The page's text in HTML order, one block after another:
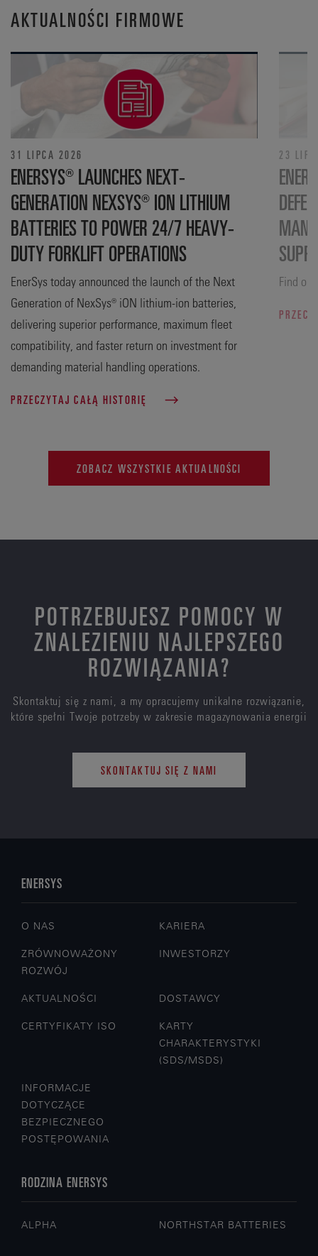
AKTUALNOŚCI FIRMOWE
31 LIPCA 2026
ENERSYS® LAUNCHES NEXT-
GENERATION NEXSYS® ION LITHIUM
BATTERIES TO POWER 24/7 HEAVY-
DUTY FORKLIFT OPERATIONS
EnerSys today announced the launch of the Next
Generation of NexSys® iON lithium-ion batteries,
delivering superior performance, maximum fleet
compatibility, and faster return on investment for
demanding material handling operations.
PRZECZYTAJ CAŁĄ HISTORIĘ
23
Find
ZOBACZ WSZYSTKIE AKTUALNOŚCI
POTRZEBUJESZ POMOCY W
ZNALEZIENIU NAJLEPSZEGO
ROZWIĄZANIA?
Skontaktuj się z nami, a my opracujemy unikalne rozwiązanie,
które spełni Twoje potrzeby w zakresie magazynowania energii
SKONTAKTUJ SIĘ Z NAMI
ENERSYS
O NAS KARIERA
ZRÓWNOWAŻONY
ROZWÓJ
INWESTORZY
AKTUALNOŚCI DOSTAWCY
CERTYFIKATY ISO
KARTY
CHARAKTERYSTYKI
(SDS/MSDS)
INFORMACJE
DOTYCZĄCE
BEZPIECZNEGO
POSTĘPOWANIA
RODZINA ENERSYS
ALPHA NORTHSTAR BATTERIES